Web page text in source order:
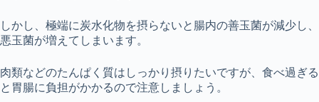
しかし、極端に炭水化物を摂らないと腸内の善玉菌が減少し、
悪玉菌が増えてしまいます。
肉類などのたんぱく質はしっかり摂りたいですが、食べ過ぎる
と胃腸に負担がかかるので注意しましょう。